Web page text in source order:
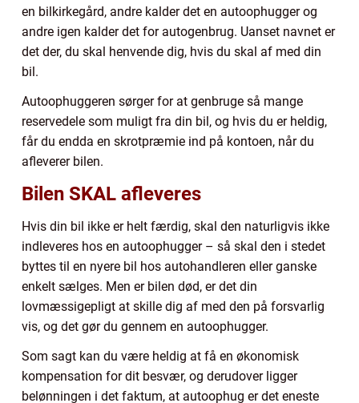
en bilkirkegård, andre kalder det en autoophugger og
andre igen kalder det for autogenbrug. Uanset navnet er
det der, du skal henvende dig, hvis du skal af med din
bil.
Autoophuggeren sørger for at genbruge så mange
reservedele som muligt fra din bil, og hvis du er heldig,
får du endda en skrotpræmie ind på kontoen, når du
afleverer bilen.
Bilen SKAL afleveres
Hvis din bil ikke er helt færdig, skal den naturligvis ikke
indleveres hos en autoophugger – så skal den i stedet
byttes til en nyere bil hos autohandleren eller ganske
enkelt sælges. Men er bilen død, er det din
lovmæssigepligt at skille dig af med den på forsvarlig
vis, og det gør du gennem en autoophugger.
Som sagt kan du være heldig at få en økonomisk
kompensation for dit besvær, og derudover ligger
belønningen i det faktum, at autoophug er det eneste